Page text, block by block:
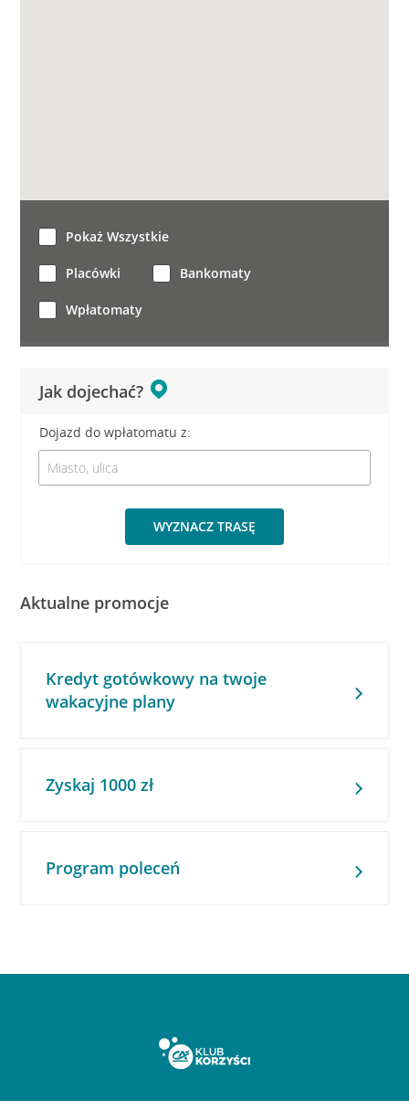
Jak dojechać?
Dojazd do wpłatomatu z:
WYZNACZ TRASĘ
Pokaż Wszystkie
Placówki Bankomaty
Wpłatomaty
Aktualne promocje
Kredyt gotówkowy na twoje
wakacyjne plany
Zyskaj 1000 zł
Program poleceń